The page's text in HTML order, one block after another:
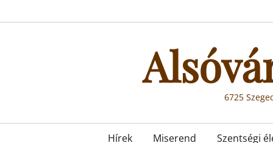
to
6725
PrimaryHírek Miserend Szentségi